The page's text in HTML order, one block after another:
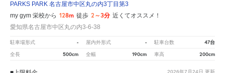
PARKS PARK 名古屋市中区丸の内3丁目第3
my gym 栄校から 128m 徒歩 2～3分 近くてオススメ！
愛知県名古屋市中区丸の内3-6-38
駐車場形式 - 屋内外形式 - 駐車台数 47台
全長 500cm 全幅 190cm 車高 200cm